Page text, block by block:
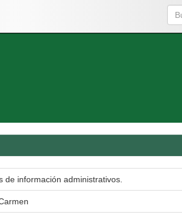
de información administrativos.